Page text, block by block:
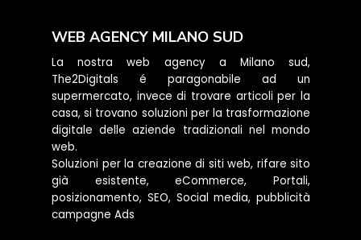
WEB AGENCY MILANO SUD
La nostra web agency a Milano sud,
The2Digitals é paragonabile ad un
supermercato, invece di trovare articoli per la
casa, si trovano soluzioni per la trasformazione
digitale delle aziende tradizionali nel mondo
web.
Soluzioni per la creazione di siti web, rifare sito
già esistente, eCommerce, Portali,
posizionamento, SEO, Social media, pubblicità
campagne Ads